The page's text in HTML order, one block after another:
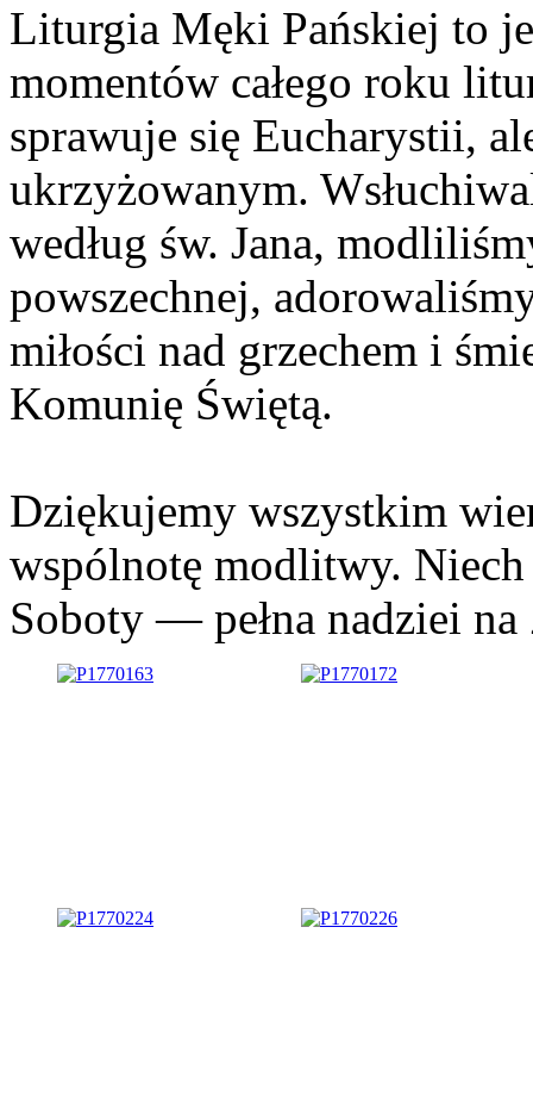
Liturgia Męki Pańskiej to
momentów całego roku
sprawuje się Eucharystii,
ukrzyżowanym.
według św. Jana,
powszechnej,
miłości nad grzechem i
Komunię Świętą.
Dziękujemy wszystkim
wspólnotę modlitwy.
Soboty — pełna nadziei